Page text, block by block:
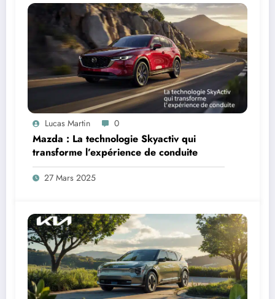
Lucas Martin 0
Mazda : La technologie Skyactiv qui
transforme l’expérience de conduite
27 Mars 2025